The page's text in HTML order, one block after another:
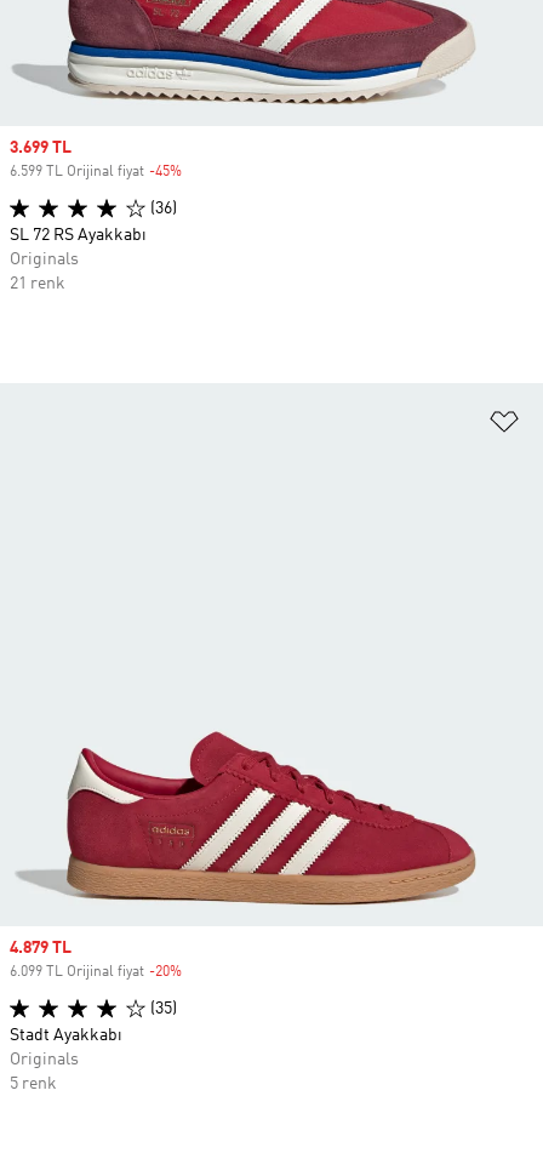
Sale price
3.699 TL
6.599 TL Orijinal fiyat -45%
(36)
SL 72 RS Ayakkabı
Originals
21 renk
Sale price
4.879 TL
6.099 TL Orijinal fiyat -20%
(35)
Stadt Ayakkabı
Originals
5 renk